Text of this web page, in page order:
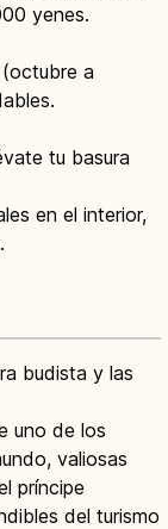
yenes.
a
tu basura
en el interior,
budista y las
uno de los
valiosas
príncipe
del turismo